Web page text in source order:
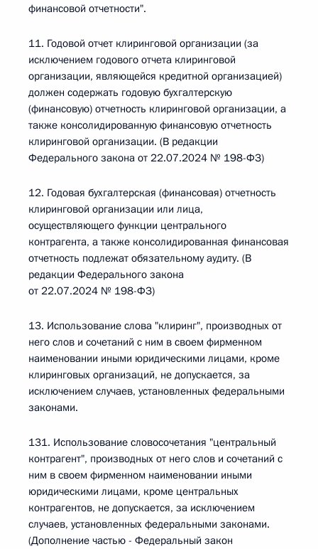
финансовой отчетности".
11. Годовой отчет клиринговой организации (за
исключением годового отчета клиринговой
организации, являющейся кредитной организацией)
должен содержать годовую бухгалтерскую
(финансовую) отчетность клиринговой организации, а
также консолидированную финансовую отчетность
клиринговой организации. (В редакции
Федерального закона от 22.07.2024 № 198-ФЗ)
12. Годовая бухгалтерская (финансовая) отчетность
клиринговой организации или лица,
осуществляющего функции центрального
контрагента, а также консолидированная финансовая
отчетность подлежат обязательному аудиту. (В
редакции Федерального закона
от 22.07.2024 № 198-ФЗ)
13. Использование слова "клиринг", производных от
него слов и сочетаний с ним в своем фирменном
наименовании иными юридическими лицами, кроме
клиринговых организаций, не допускается, за
исключением случаев, установленных федеральными
законами.
131. Использование словосочетания "центральный
контрагент", производных от него слов и сочетаний с
ним в своем фирменном наименовании иными
юридическими лицами, кроме центральных
контрагентов, не допускается, за исключением
случаев, установленных федеральными законами.
(Дополнение частью - Федеральный закон